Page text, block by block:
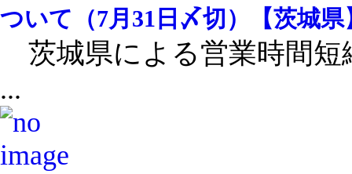
ついて（7月31日〆切）【茨城県
茨城県による営業時間短
...